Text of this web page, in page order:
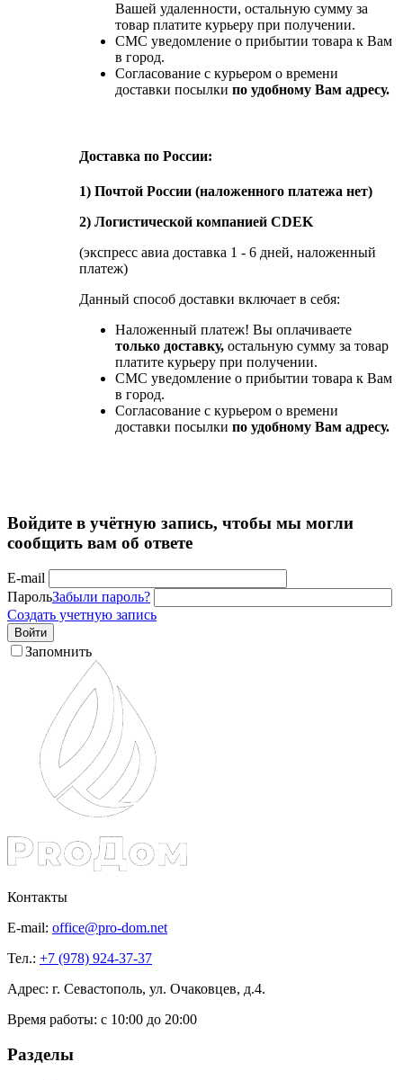
Вашей удаленности, остальную сумму за
товар платите курьеру при получении.
СМС уведомление о прибытии товара к Вам
в город.
Согласование с курьером о времени
доставки посылки по удобному Вам адресу.
Доставка по России:
1) Почтой России (наложенного платежа нет)
2) Логистической компанией CDEK
(экспресс авиа доставка 1 - 6 дней, наложенный
платеж)
Данный способ доставки включает в себя:
Наложенный платеж! Вы оплачиваете
только доставку, остальную сумму за товар
платите курьеру при получении.
СМС уведомление о прибытии товара к Вам
в город.
Согласование с курьером о времени
доставки посылки по удобному Вам адресу.
Войдите в учётную запись, чтобы мы могли
сообщить вам об ответе
E-mail
ПарольЗабыли пароль?
Создать учетную запись
Войти
Запомнить
Контакты
E-mail: office@pro-dom.net
Тел.: +7 (978) 924-37-37
Адрес: г. Севастополь, ул. Очаковцев, д.4.
Время работы: с 10:00 до 20:00
Разделы